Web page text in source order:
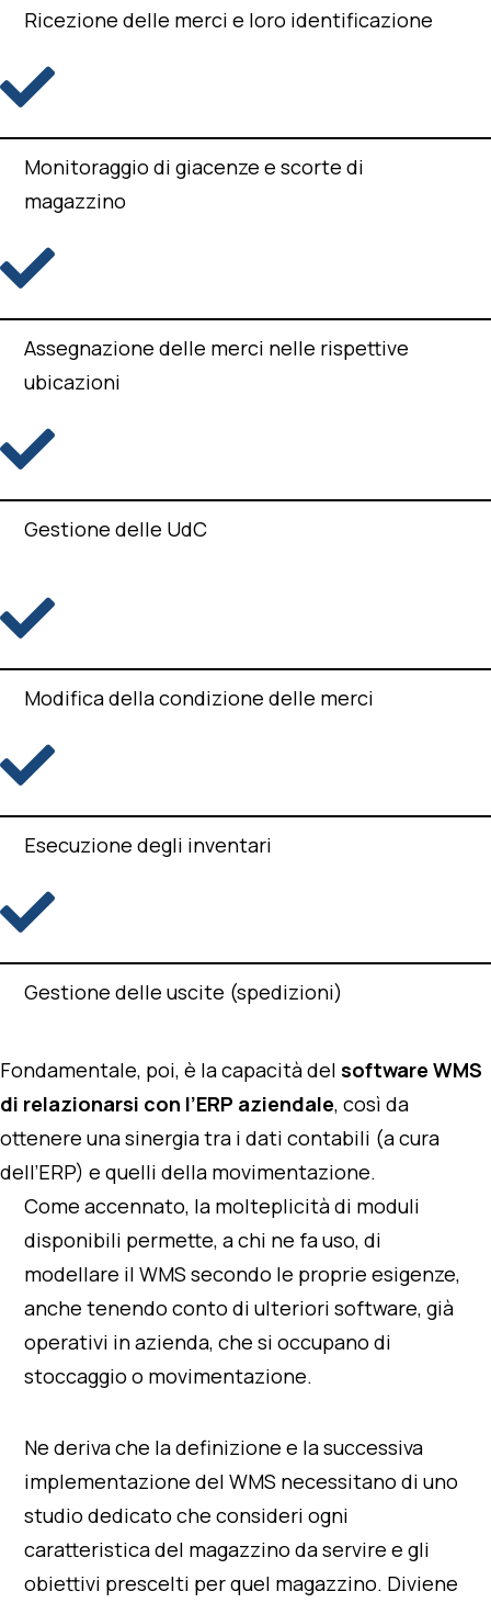
Ricezione delle merci e loro identificazione
Monitoraggio di giacenze e scorte di
magazzino
Assegnazione delle merci nelle rispettive
ubicazioni
Gestione delle UdC
Modifica della condizione delle merci
Esecuzione degli inventari
Gestione delle uscite (spedizioni)
Fondamentale, poi, è la capacità del software WMS
di relazionarsi con l’ERP aziendale, così da
ottenere una sinergia tra i dati contabili (a cura
dell’ERP) e quelli della movimentazione.
Come accennato, la molteplicità di moduli
disponibili permette, a chi ne fa uso, di
modellare il WMS secondo le proprie esigenze,
anche tenendo conto di ulteriori software, già
operativi in azienda, che si occupano di
stoccaggio o movimentazione.
Ne deriva che la definizione e la successiva
implementazione del WMS necessitano di uno
studio dedicato che consideri ogni
caratteristica del magazzino da servire e gli
obiettivi prescelti per quel magazzino. Diviene